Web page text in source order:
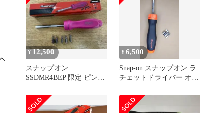
¥ 12,500
スナップオン
SSDMR4BEP 限定 ピン
ライバ
¥6,500
Snap-on スナップオン ラ
チェットドライバー オレ